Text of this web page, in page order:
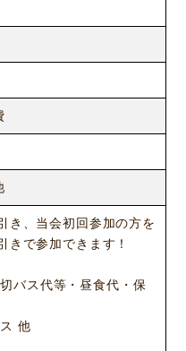
サービス
企業情報
、当会初回参加の方を
きで参加できます！
バス代等・昼食代・保
他